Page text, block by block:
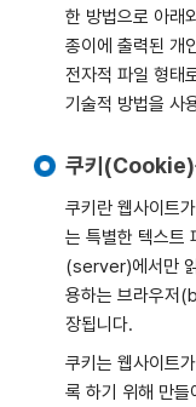
한 방법으로 아래
종이에 출력된 개
전자적 파일 형태
기술적 방법을 사
쿠키(Cookie)
쿠키란 웹사이트
는 특별한 텍스트
(server)에서만
용하는 브라우저
장됩니다.
쿠키는 웹사이트
록 하기 위해 만들